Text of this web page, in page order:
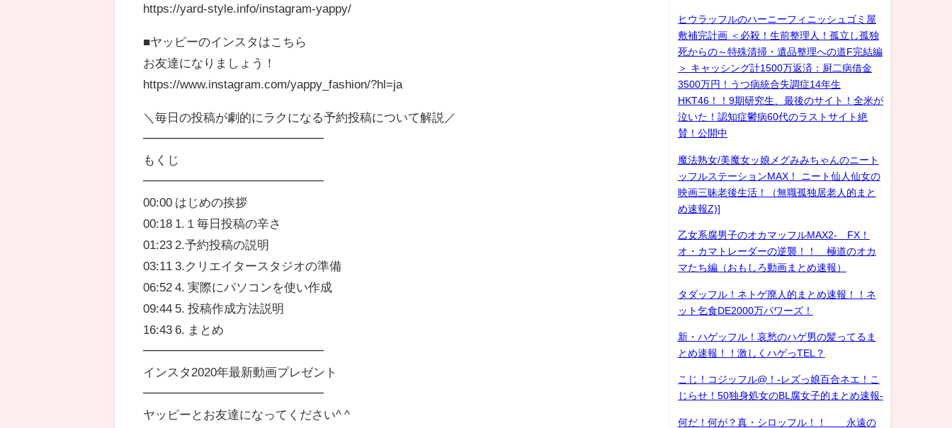
https://yard-style.info/instagram-yappy/
■ヤッピーのインスタはこちら
お友達になりましょう！
https://www.instagram.com/yappy_fashion/?hl=ja
＼毎日の投稿が劇的にラクになる予約投稿について解説／
━━━━━━━━━━━━━━━
もくじ
━━━━━━━━━━━━━━━
00:00 はじめの挨拶
00:18 1.１毎日投稿の辛さ
01:23 2.予約投稿の説明
03:11 3.クリエイタースタジオの準備
06:52 4. 実際にパソコンを使い作成
09:44 5. 投稿作成方法説明
16:43 6. まとめ
━━━━━━━━━━━━━━━
インスタ2020年最新動画プレゼント
━━━━━━━━━━━━━━━
ヤッピーとお友達になってください^ ^
ヒウラッフルのハーニーフィニッシュゴミ屋
敷補完計画 ＜必殺！生前整理人！孤立し孤独
死からの～特殊清掃・遺品整理への道F完結編
＞ キャッシング計1500万返済：厨二病借金
3500万円！うつ病統合失調症14年生
HKT46！！9期研究生、最後のサイト！全米が
泣いた！認知症鬱病60代のラストサイト絶
賛！公開中
魔法熟女/美魔女ッ娘メグみみちゃんのニート
ッフルステーションMAX！ ニート仙人仙女の
映画三昧老後生活！（無職孤独居老人的まと
め速報Z)]
乙女系腐男子のオカマッフルMAX2- FX！
オ・カマトレーダーの逆襲！！ 極道のオカ
マたち編（おもしろ動画まとめ速報）
タダッフル！ネトゲ廃人的まとめ速報！！ネ
ット乞食DE2000万パワーズ！
新・ハゲッフル！哀愁のハゲ男の髪ってるま
とめ速報！！激しくハゲっTEL？
こじ！コジッフル@！-レズっ娘百合ネエ！こ
じらせ！50独身処女のBL腐女子的まとめ速報-
何だ！何が？真・シロッフル！！ 永遠の